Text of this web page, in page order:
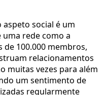
social é um
rede como a
de 100.000 membros,
relacionamentos
muitas vezes para além
um sentimento de
regularmente